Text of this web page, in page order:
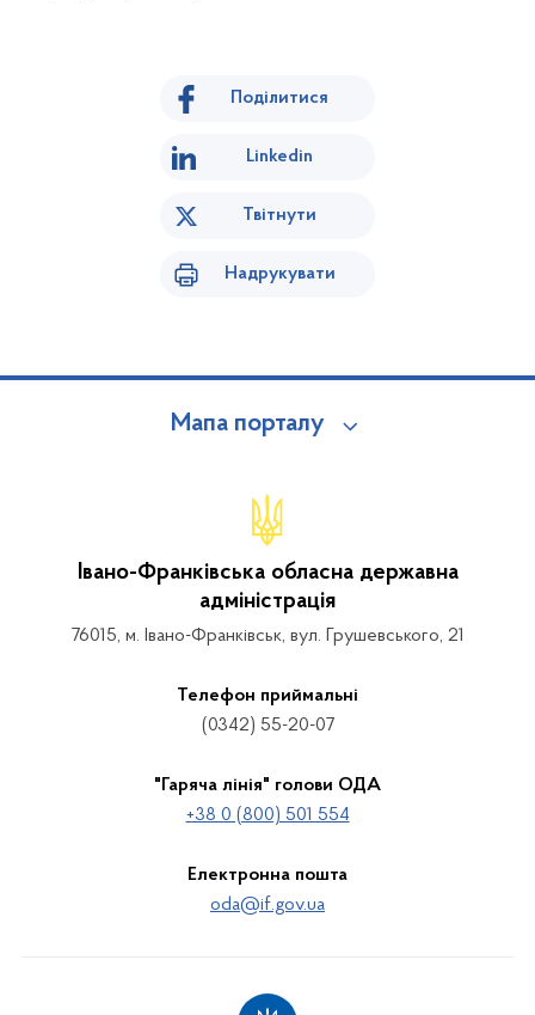
Поділитися
Linkedin
Твітнути
Надрукувати
Мапа порталу
Івано-Франківська обласна державна
адміністрація
76015, м. Івано-Франківськ, вул. Грушевського, 21
Телефон приймальні
(0342) 55-20-07
"Гаряча лінія" голови ОДА
+38 0 (800) 501 554
Електронна пошта
oda@if.gov.ua